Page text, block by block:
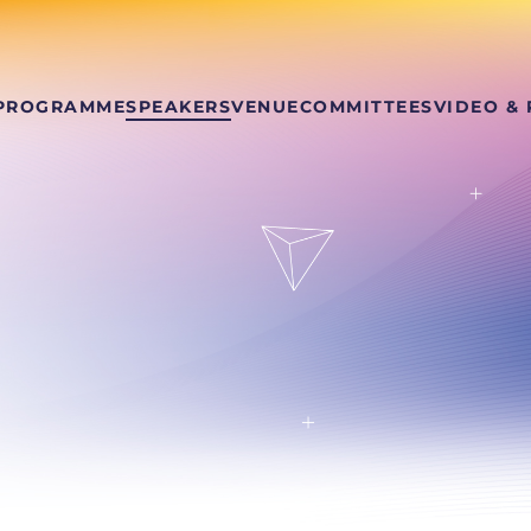
SPEAKERSVENUECOMMITTEESVIDEO &